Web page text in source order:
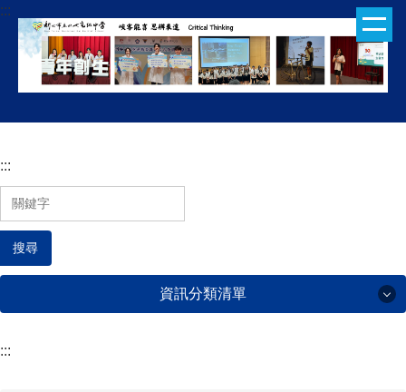
跳
到
容
:::
:::
搜尋
資訊分類清單
:::